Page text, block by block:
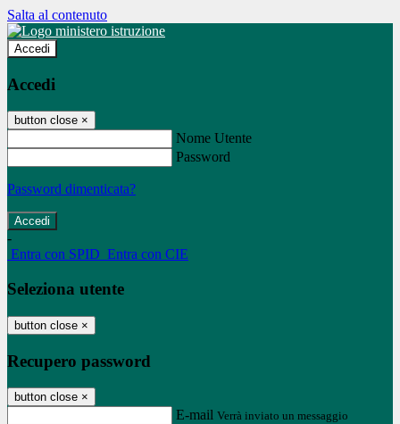
Salta al contenuto
Accedi
Accedi
button close ×
Nome Utente
Password
Password dimenticata?
-
Entra con SPID Entra con CIE
Seleziona utente
button close ×
Recupero password
button close ×
E-mail Verrà inviato un messaggio